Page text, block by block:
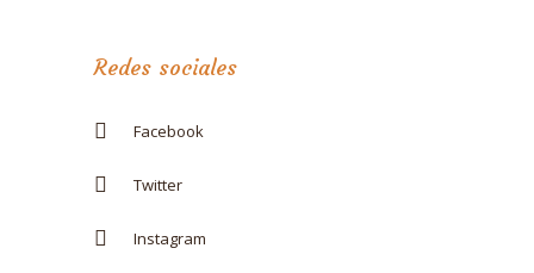
Redes sociales
Facebook
Twitter
Instagram